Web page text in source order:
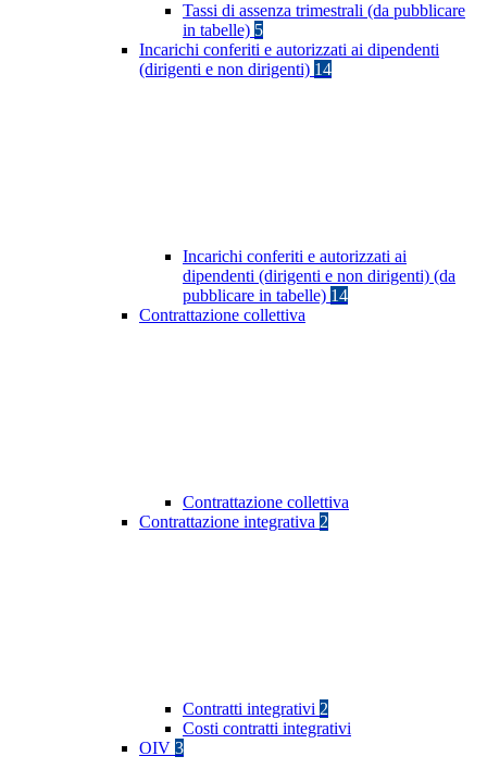
Tassi di assenza trimestrali (da pubblicare
in tabelle) 5
Incarichi conferiti e autorizzati ai dipendenti
(dirigenti e non dirigenti) 14
Incarichi conferiti e autorizzati ai
dipendenti (dirigenti e non dirigenti) (da
pubblicare in tabelle) 14
Contrattazione collettiva
Contrattazione collettiva
Contrattazione integrativa 2
Contratti integrativi 2
Costi contratti integrativi
OIV 3